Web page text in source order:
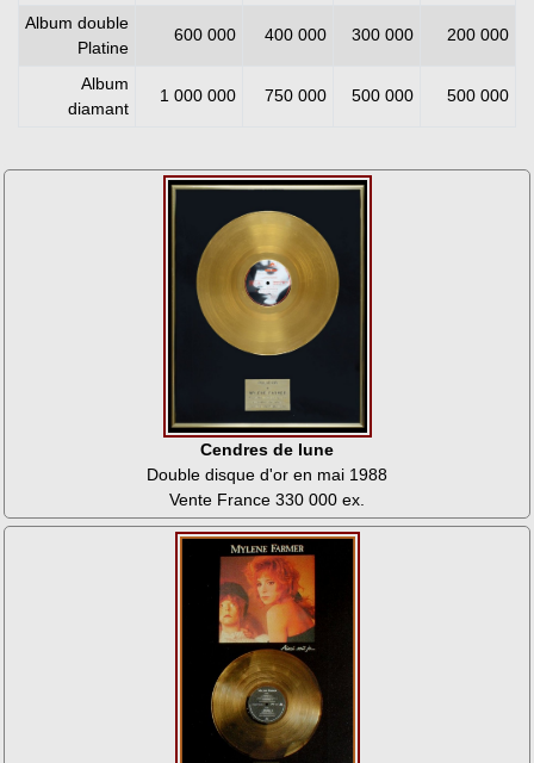
Album double
Platine
600 000 400 000 300 000 200 000
Album
diamant
1 000 000 750 000 500 000 500 000
Cendres de lune
Double disque d'or en mai 1988
Vente France 330 000 ex.